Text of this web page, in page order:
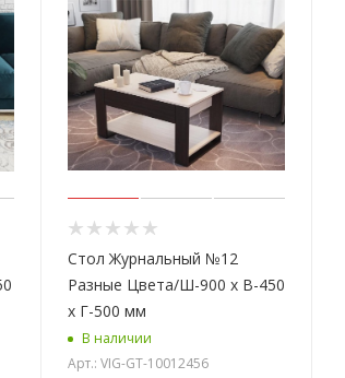
Стол Журнальный №12
Разные Цвета/Ш-900 х В-450
х Г-500 мм
В наличии
Арт.: VIG-GT-10012456